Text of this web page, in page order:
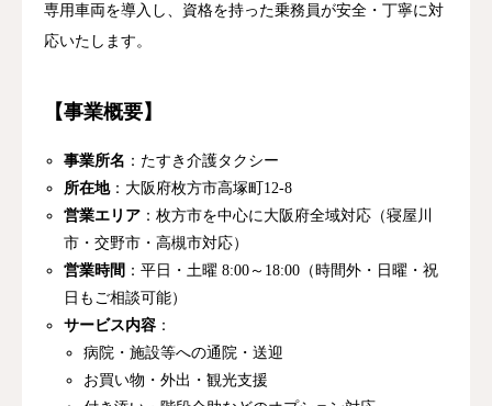
専用車両を導入し、資格を持った乗務員が安全・丁寧に対
応いたします。
【事業概要】
事業所名 ：たすき介護タクシー
所在地：大阪府枚方市高塚町12-8
営業エリア ：枚方市を中心に大阪府全域対応（寝屋川
市・交野市・高槻市対応）
営業時間 ：平日・土曜 8:00～18:00（時間外・日曜・祝
日もご相談可能）
サービス内容 ：
病院・施設等への通院・送迎
お買い物・外出・観光支援